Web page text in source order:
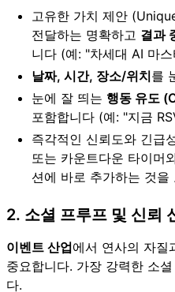
고유한 가치 제안
전달하는 명확하고 결과
니다 (예: "차세대 AI 마
날짜, 시간, 장소/위치를
눈에 잘 띄는 행동 유도
포함합니다 (예: "지금
즉각적인 신뢰도와 긴급
또는 카운트다운 타이머
션에 바로 추가하는 것을
2. 소셜 프루프 및 신뢰
이벤트 산업에서 연사의 자질
중요합니다. 가장 강력한 소
다.